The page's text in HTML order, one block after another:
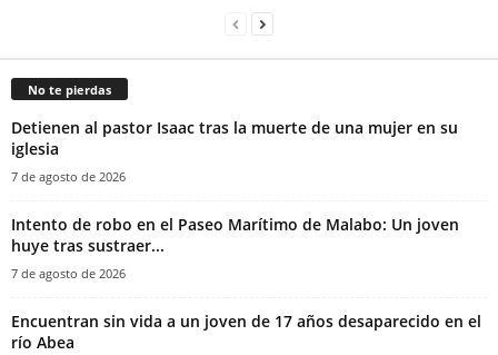
No te pierdas
‎Detienen al pastor Isaac tras la muerte de una mujer en su
iglesia‎
7 de agosto de 2026
Intento de robo en el Paseo Marítimo de Malabo: Un joven
huye tras sustraer...
7 de agosto de 2026
Encuentran sin vida a un joven de 17 años desaparecido en el
río Abea